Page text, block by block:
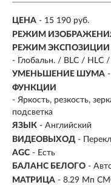
ЦЕНА - 15 190 руб.
РЕЖИМ
РЕЖИМ ЭКСПОЗИЦИИ
- Глобальн. / BLC / HLC
УМЕНЬШЕНИЕ ШУМА
ФУНКЦИИ
- Яркость, резкость,
подсветка
ЯЗЫК - Английский
ВИДЕОВЫХОД -
AGC - Есть
БАЛАНС БЕЛОГО -
МАТРИЦА - 8.29 Мп